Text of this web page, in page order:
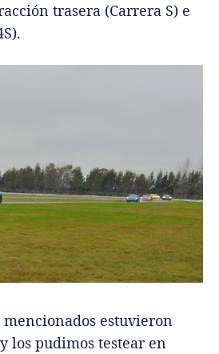
trasera (Carrera S) e
mencionados estuvieron
los pudimos testear en